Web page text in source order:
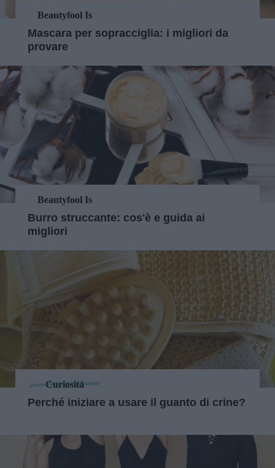
Beautyfool Is
Mascara per sopracciglia: i migliori da
provare
Beautyfool Is
Burro struccante: cos'è e guida ai
migliori
Curiosità
Perché iniziare a usare il guanto di crine?